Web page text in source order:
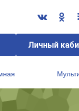
Личный